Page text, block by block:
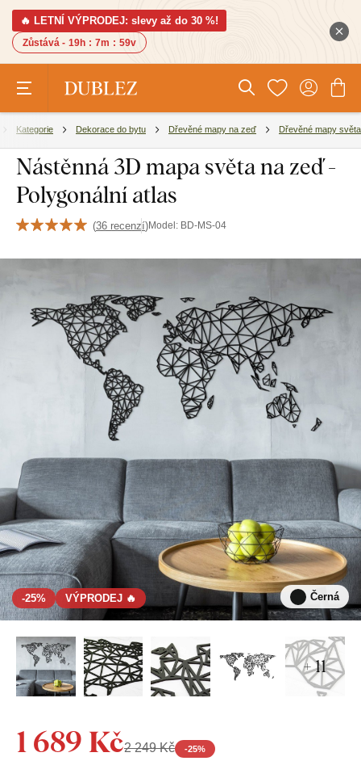
🔥 LETNÍ VÝPRODEJ: slevy až do 30 %!
Zůstává - 19h : 7m : 58v
Kategorie Dekorace do bytu Dřevěné mapy na zeď Dřevěné mapy světa
Nástěnná 3D mapa světa na zeď -
Polygonální atlas
(36 recenzí)Model: BD-MS-04
-25% VÝPRODEJ 🔥 Černá
+ 11
1 689 Kč2 249 Kč -25%